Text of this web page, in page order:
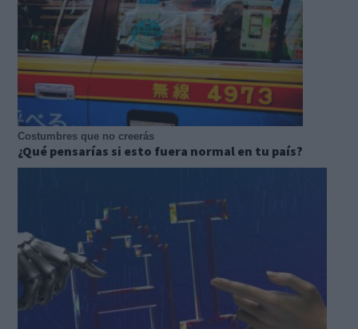
Costumbres que no creerás
¿Qué pensarías si esto fuera normal en tu país?